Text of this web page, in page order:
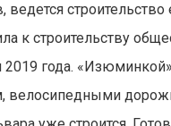
к строительству
года.
велосипедными